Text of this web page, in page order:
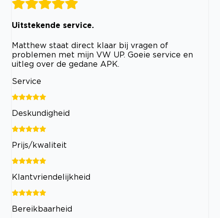
Uitstekende service.
Matthew staat direct klaar bij vragen of
problemen met mijn VW UP. Goeie service en
uitleg over de gedane APK.
Service
Deskundigheid
Prijs/kwaliteit
Klantvriendelijkheid
Bereikbaarheid